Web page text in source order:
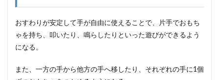
おすわりが安定して手が自由に使えることで、片手でおもち
ゃを持ち、叩いたり、鳴らしたりといった遊びができるよう
になる。
また、一方の手から他方の手へ移したり、それぞれの手に1個